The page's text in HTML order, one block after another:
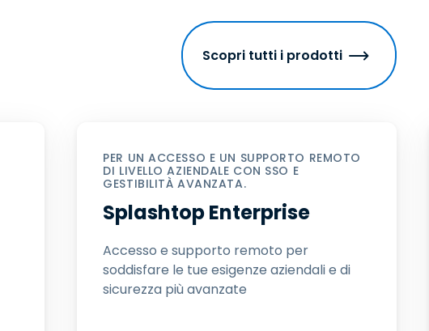
Scopri tutti i prodotti
PER UN ACCESSO E UN SUPPORTO REMOTO
DI LIVELLO AZIENDALE CON SSO E
GESTIBILITÀ AVANZATA.
Splashtop Enterprise
Accesso e supporto remoto per
soddisfare le tue esigenze aziendali e di
sicurezza più avanzate